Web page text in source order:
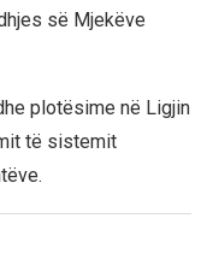
së Mjekëve
plotësime në Ligjin
të sistemit